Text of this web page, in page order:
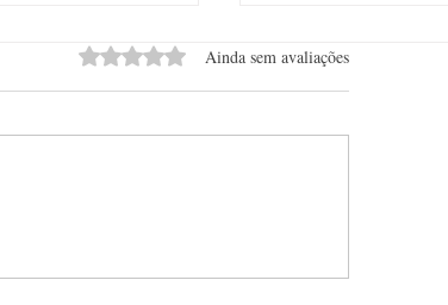
Avaliado com 0 de 5 estrelas.
Ainda sem avaliações